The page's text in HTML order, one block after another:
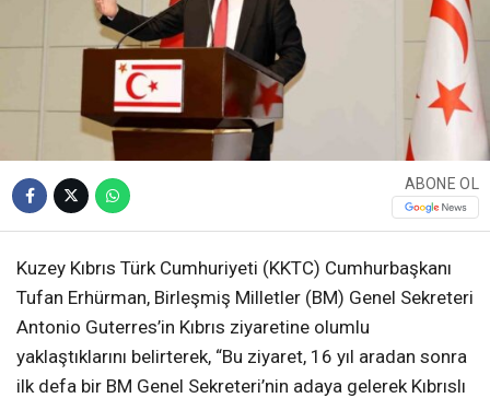
ABONE OL
Kuzey Kıbrıs Türk Cumhuriyeti (KKTC) Cumhurbaşkanı
Tufan Erhürman, Birleşmiş Milletler (BM) Genel Sekreteri
Antonio Guterres’in Kıbrıs ziyaretine olumlu
yaklaştıklarını belirterek, “Bu ziyaret, 16 yıl aradan sonra
ilk defa bir BM Genel Sekreteri’nin adaya gelerek Kıbrıslı